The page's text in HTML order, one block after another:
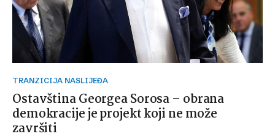
TRANZICIJA NASLIJEĐA
Ostavština Georgea Sorosa – obrana
demokracije je projekt koji ne može
završiti